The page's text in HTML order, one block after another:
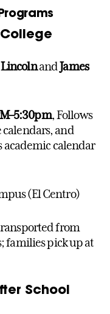
LincolnandJames
,Follows
calendars, and
academic calendar
(El Centro)
from
families pick up at
School